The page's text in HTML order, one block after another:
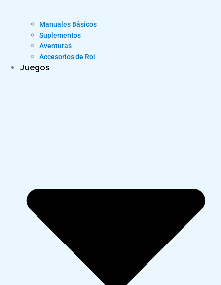
Manuales Básicos
Suplementos
Aventuras
Accesorios de Rol
Juegos